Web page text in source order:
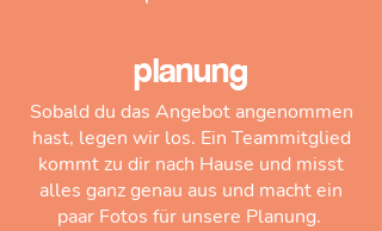
planung
Sobald du das Angebot angenommen
hast, legen wir los. Ein Teammitglied
kommt zu dir nach Hause und misst
alles ganz genau aus und macht ein
paar Fotos für unsere Planung.